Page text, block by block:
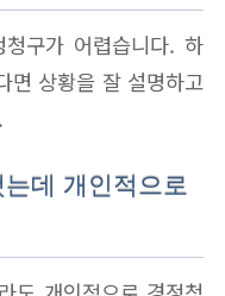
구가 어렵습니다. 하
면 상황을 잘 설명하고
데 개인적으로